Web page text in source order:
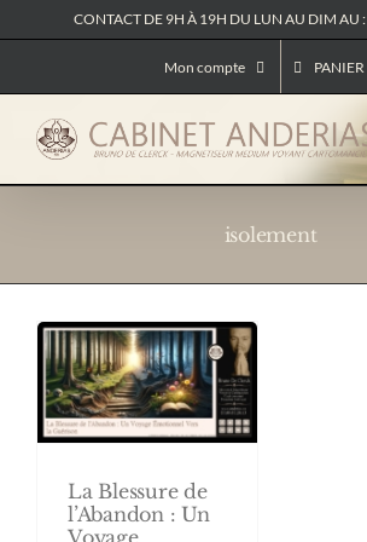
au
CONTACT DE 9H À 19H DU LUN AU DIM AU :
Mon compte PANIER
isolement
La Blessure de
l’Abandon : Un